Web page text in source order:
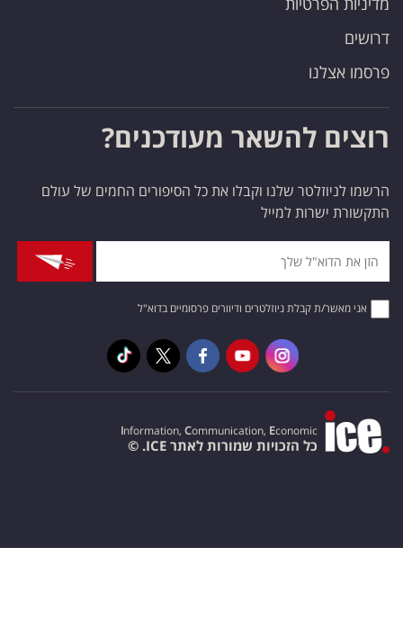
דרושים
פרסמו אצלנו
רוצים להשאר מעודכנים?
הרשמו לניוזלטר שלנו וקבלו את כל הסיפורים החמים של עולם
התקשורת ישרות למייל
אני מאשר/ת קבלת ניוזלטרים ודיוורים פרסומיים בדוא"ל
Information, Communication, Economic
כל הזכויות שמורות לאתר ICE. ©